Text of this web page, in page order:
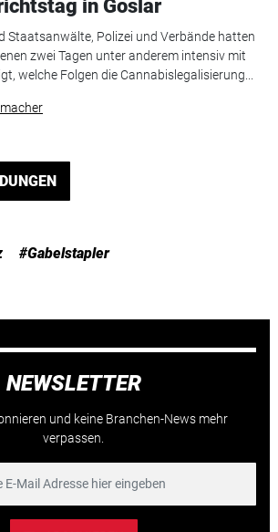
in Goslar
Staatsanwälte, Polizei und Verbände hatten
zwei Tagen unter anderem intensiv mit
welche Folgen die Cannabislegalisierung...
#Gabelstapler
NEWSLETTER
und keine Branchen-News mehr
verpassen.